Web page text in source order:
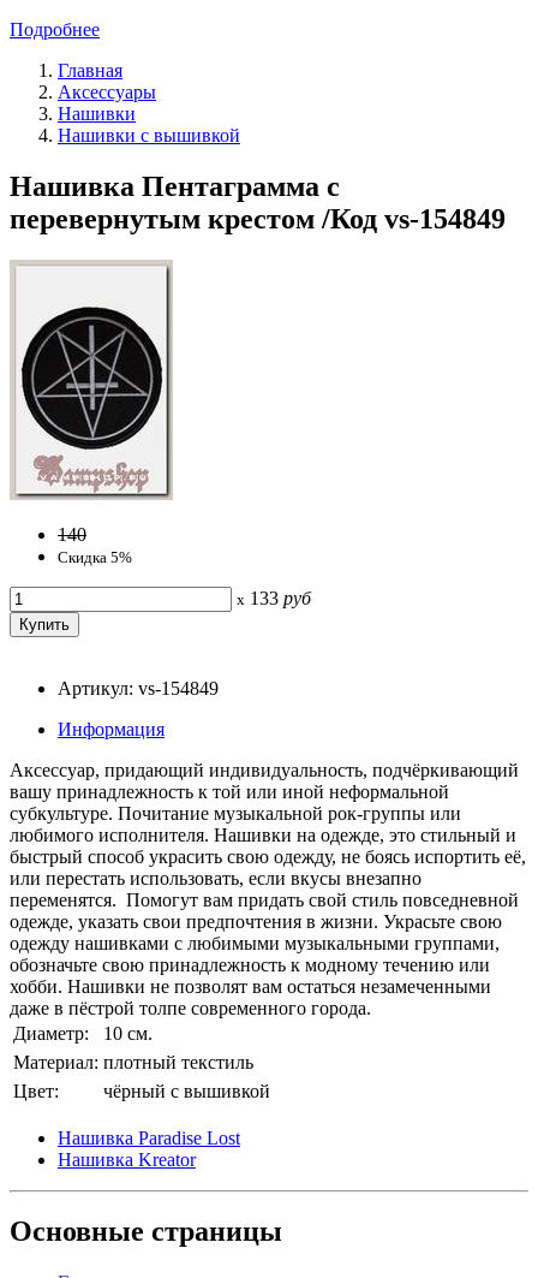
Подробнее
Главная
Аксессуары
Нашивки
Нашивки с вышивкой
Нашивка Пентаграмма с
перевернутым крестом /Код vs-154849
140
Скидка 5%
x 133 руб
Артикул: vs-154849
Информация
Аксессуар, придающий индивидуальность, подчёркивающий
вашу принадлежность к той или иной неформальной
субкультуре. Почитание музыкальной рок-группы или
любимого исполнителя. Нашивки на одежде, это стильный и
быстрый способ украсить свою одежду, не боясь испортить её,
или перестать использовать, если вкусы внезапно
переменятся. Помогут вам придать свой стиль повседневной
одежде, указать свои предпочтения в жизни. Украсьте свою
одежду нашивками с любимыми музыкальными группами,
обозначьте свою принадлежность к модному течению или
хобби. Нашивки не позволят вам остаться незамеченными
даже в пёстрой толпе современного города.
Диаметр:
10 см.
Материал: плотный текстиль
Цвет:
чёрный с вышивкой
Нашивка Paradise Lost
Нашивка Kreator
Основные страницы